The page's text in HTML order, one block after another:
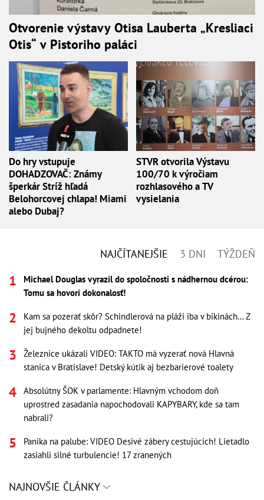
Otvorenie výstavy Otisa Lauberta „Kresliaci
Otis“ v Pistoriho paláci
Do hry vstupuje
DOHADZOVAČ: Známy
šperkár Stríž hľadá
Belohorcovej chlapa! Miami
alebo Dubaj?
STVR otvorila Výstavu
100/70 k výročiam
rozhlasového a TV
vysielania
NAJČÍTANEJŠIE 3 DNI TÝŽDEŇ
Michael Douglas vyrazil do spoločnosti s nádhernou dcérou:
Tomu sa hovorí dokonalosť!
Kam sa pozerať skôr? Schindlerová na pláži iba v bikinách... Z
jej bujného dekoltu odpadnete!
Železnice ukázali VIDEO: TAKTO má vyzerať nová Hlavná
stanica v Bratislave! Detský kútik aj bezbarierové toalety
Absolútny ŠOK v parlamente: Hlavným vchodom doň
uprostred zasadania napochodovali KAPYBARY, kde sa tam
nabrali?
Panika na palube: VIDEO Desivé zábery cestujúcich! Lietadlo
zasiahli silné turbulencie! 17 zranených
NAJNOVŠIE ČLÁNKY